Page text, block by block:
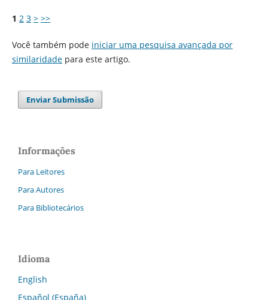
1 2 3 > >>
Você também pode iniciar uma pesquisa avançada por
similaridadepara este artigo.
Enviar Submissão
Informações
Para Leitores
Para Autores
Para Bibliotecários
Idioma
English
Español (España)